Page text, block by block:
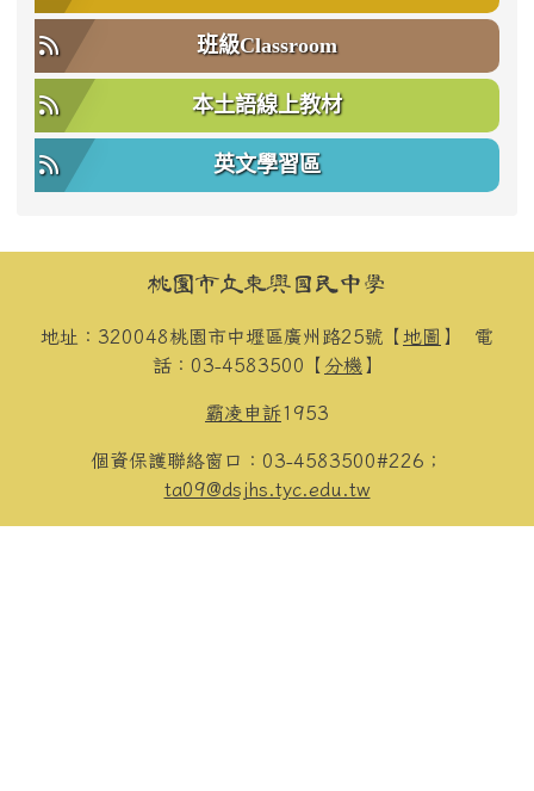
班級Classroom
本土語線上教材
英文學習區
頁尾區域內容桃園市立東興國民中學
地址：320048桃園市中壢區廣州路25號【 地圖 】 電
話：03-4583500【 分機 】
霸凌申訴1953
個資保護聯絡窗口：03-4583500#226；
ta09@dsjhs.tyc.edu.tw